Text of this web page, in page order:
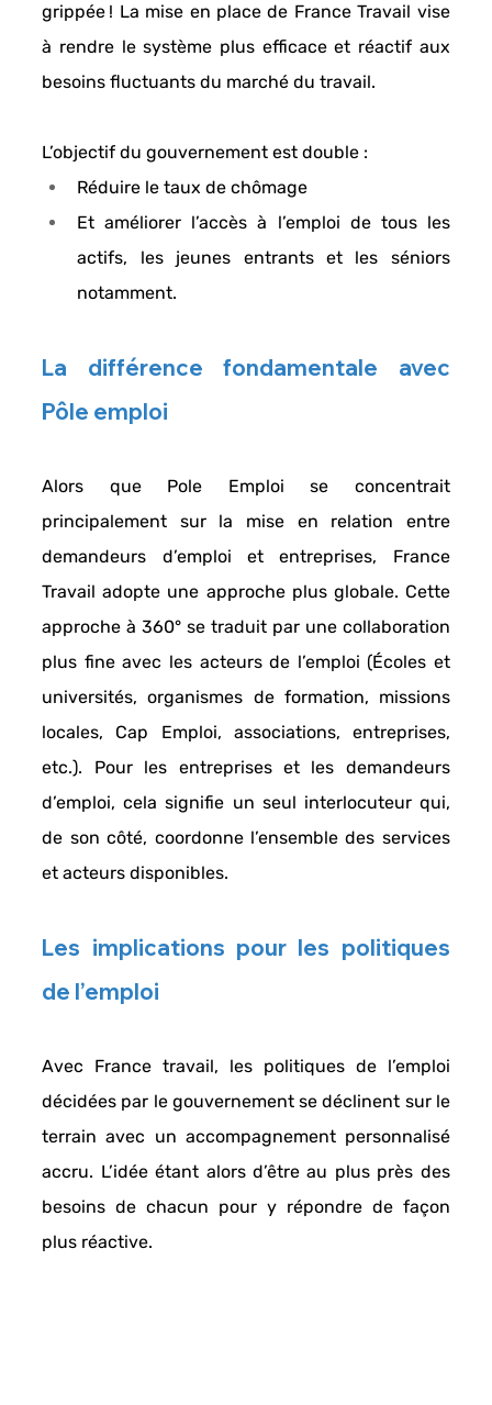
grippée ! La mise en place de France Travail vise
à rendre le système plus efficace et réactif aux
besoins fluctuants du marché du travail.
L’objectif du gouvernement est double :
Réduire le taux de chômage
Et améliorer l’accès à l’emploi de tous les
actifs, les jeunes entrants et les séniors
notamment.
La différence fondamentale avec
Pôle emploi
Alors que Pole Emploi se concentrait
principalement sur la mise en relation entre
demandeurs d’emploi et entreprises, France
Travail adopte une approche plus globale. Cette
approche à 360° se traduit par une collaboration
plus fine avec les acteurs de l’emploi (Écoles et
universités, organismes de formation, missions
locales, Cap Emploi, associations, entreprises,
etc.). Pour les entreprises et les demandeurs
d’emploi, cela signifie un seul interlocuteur qui,
de son côté, coordonne l’ensemble des services
et acteurs disponibles.
Les implications pour les politiques
de l’emploi
Avec France travail, les politiques de l’emploi
décidées par le gouvernement se déclinent sur le
terrain avec un accompagnement personnalisé
accru. L’idée étant alors d’être au plus près des
besoins de chacun pour y répondre de façon
plus réactive.